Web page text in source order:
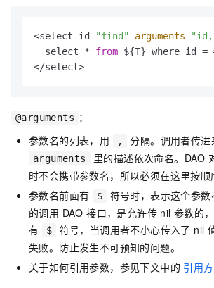
<select id="find" arguments="id,
  select *
from ${T} where id =
</select>
@arguments ：
参数名的列表，用
, 分隔。调用者传
arguments
里的描述依次命名。DAO
时不会携带参数名，所以必须在这里按顺
参数名前面有
$
符号时，表示这个参
的调用 DAO 接口，是允许传 nil 参数的
有
$
符号，当调用者不小心传入了 nil
失败。防止发生不可预知的问题。
关于如何引用参数，参见下文中的 引用